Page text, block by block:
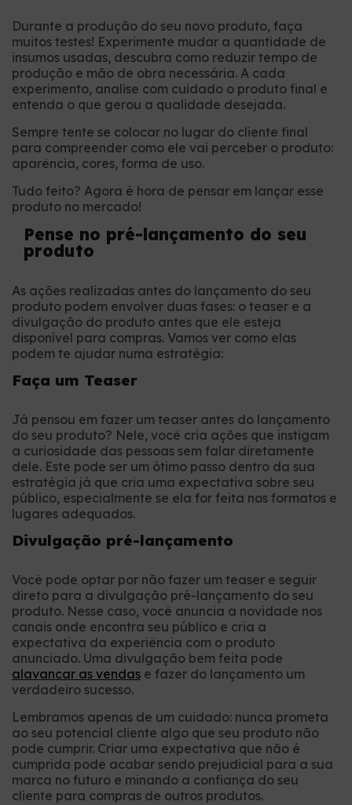
Durante a produção do seu novo produto, faça
muitos testes! Experimente mudar a quantidade de
insumos usadas, descubra como reduzir tempo de
produção e mão de obra necessária. A cada
experimento, analise com cuidado o produto final e
entenda o que gerou a qualidade desejada.
Sempre tente se colocar no lugar do cliente final
para compreender como ele vai perceber o produto:
aparência, cores, forma de uso.
Tudo feito? Agora é hora de pensar em lançar esse
produto no mercado!
Pense no pré-lançamento do seu
produto
As ações realizadas antes do lançamento do seu
produto podem envolver duas fases: o teaser e a
divulgação do produto antes que ele esteja
disponível para compras. Vamos ver como elas
podem te ajudar numa estratégia:
Faça um Teaser
Já pensou em fazer um teaser antes do lançamento
do seu produto? Nele, você cria ações que instigam
a curiosidade das pessoas sem falar diretamente
dele. Este pode ser um ótimo passo dentro da sua
estratégia já que cria uma expectativa sobre seu
público, especialmente se ela for feita nos formatos e
lugares adequados.
Divulgação pré-lançamento
Você pode optar por não fazer um teaser e seguir
direto para a divulgação pré-lançamento do seu
produto. Nesse caso, você anuncia a novidade nos
canais onde encontra seu público e cria a
expectativa da experiência com o produto
anunciado. Uma divulgação bem feita pode
alavancar as vendas e fazer do lançamento um
verdadeiro sucesso.
Lembramos apenas de um cuidado: nunca prometa
ao seu potencial cliente algo que seu produto não
pode cumprir. Criar uma expectativa que não é
cumprida pode acabar sendo prejudicial para a sua
marca no futuro e minando a confiança do seu
cliente para compras de outros produtos.